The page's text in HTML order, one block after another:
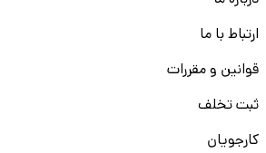
ارتباط با ما
قوانین و مقررات
ثبت تخلف
کارجویان